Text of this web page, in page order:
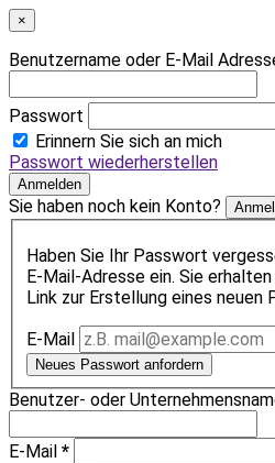
×
Benutzername oder E-Mail
Passwort
Erinnern Sie sich an mich
Passwort wiederherstellen
Anmelden
Sie haben noch kein Konto?
Haben Sie Ihr Passwort
E-Mail-Adresse ein. Sie
Link zur Erstellung eines neuen
E-Mail
Neues Passwort anfordern
Benutzer- oder
E-Mail *